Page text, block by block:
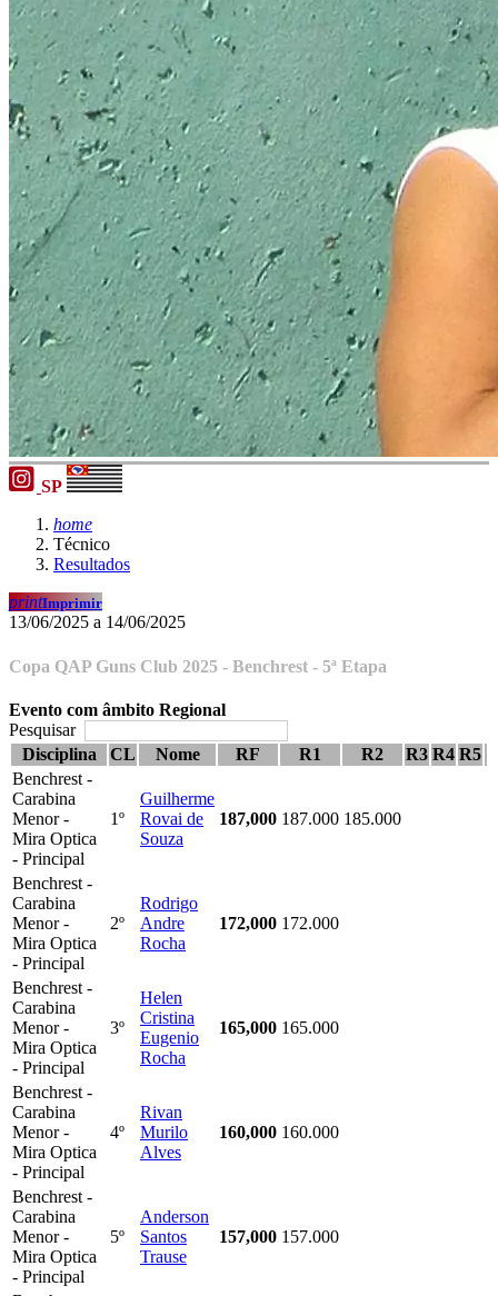
SP
home
Técnico
Resultados
printImprimir
13/06/2025 a 14/06/2025
Copa QAP Guns Club 2025 - Benchrest - 5ª Etapa
Evento com âmbito Regional
Pesquisar
Disciplina
CL Nome RF R1 R2 R3 R4 R5
Benchrest -
Carabina
Menor -
Mira Optica
- Principal
1º
Guilherme
Rovai de
Souza
187,000 187.000 185.000
Benchrest -
Carabina
Menor -
Mira Optica
- Principal
2º
Rodrigo
Andre
Rocha
172,000 172.000
Benchrest -
Carabina
Menor -
Mira Optica
- Principal
3º
Helen
Cristina
Eugenio
Rocha
165,000 165.000
Benchrest -
Carabina
Menor -
Mira Optica
- Principal
4º
Rivan
Murilo
Alves
160,000 160.000
Benchrest -
Carabina
Menor -
Mira Optica
- Principal
5º
Anderson
Santos
Trause
157,000 157.000